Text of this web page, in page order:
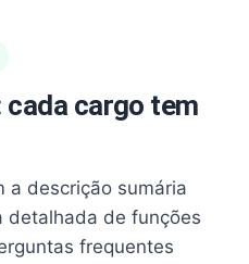
cada cargo tem
a descrição sumária
detalhada de funções
frequentes